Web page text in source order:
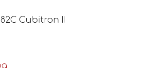
Cubitron II